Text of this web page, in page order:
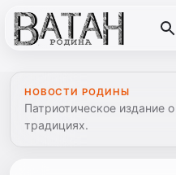
НОВОСТИ РОДИНЫ
Патриотическое издание
традициях.